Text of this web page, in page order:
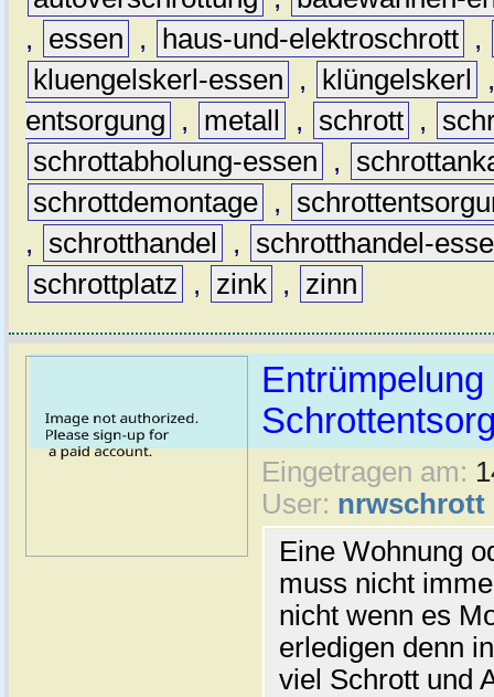
,
essen , haus-und-elektroschrott ,
kluengelskerl-essen
, klüngelskerl
entsorgung
, metall , schrott ,
schrottabholung-essen
,
schrottdemontage ,
,
schrotthandel ,
schrotthandel-
schrottplatz
, zink , zinn
Entrümpelung
Eingetragen am:
User: nrwschrott
Eine Wohnung
muss nicht
nicht wenn es
erledigen denn
viel Schrott und